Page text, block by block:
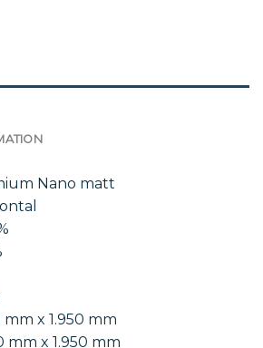
Nano matt
x 1.950 mm
mm x 1.950 mm